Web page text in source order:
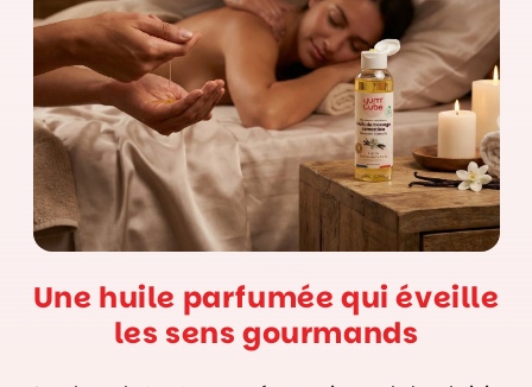
Une huile parfumée qui éveille
les sens gourmands